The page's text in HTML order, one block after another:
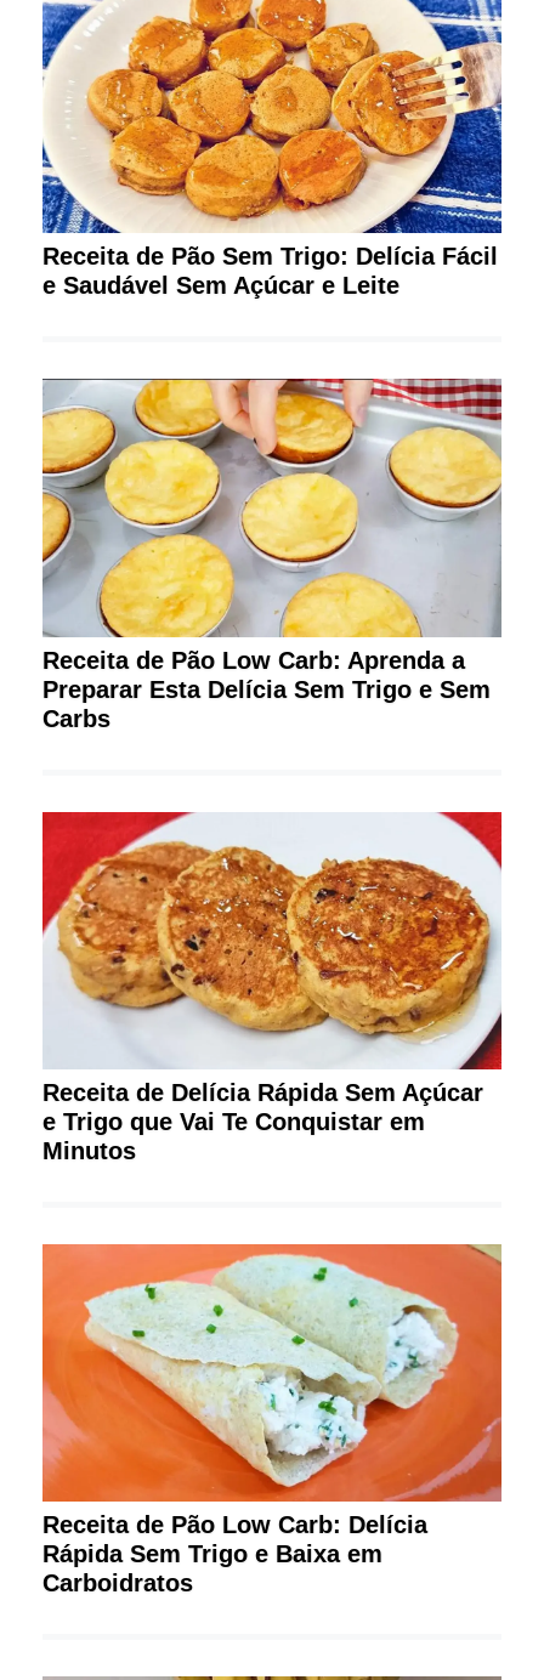
Receita de Pão Sem Trigo: Delícia Fácil
e Saudável Sem Açúcar e Leite
Receita de Pão Low Carb: Aprenda a
Preparar Esta Delícia Sem Trigo e Sem
Carbs
Receita de Delícia Rápida Sem Açúcar
e Trigo que Vai Te Conquistar em
Minutos
Receita de Pão Low Carb: Delícia
Rápida Sem Trigo e Baixa em
Carboidratos